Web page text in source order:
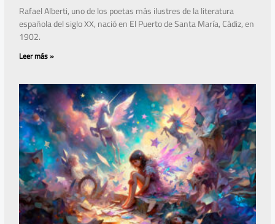
Rafael Alberti, uno de los poetas más ilustres de la literatura
española del siglo XX, nació en El Puerto de Santa María, Cádiz, en
1902.
Leer más »